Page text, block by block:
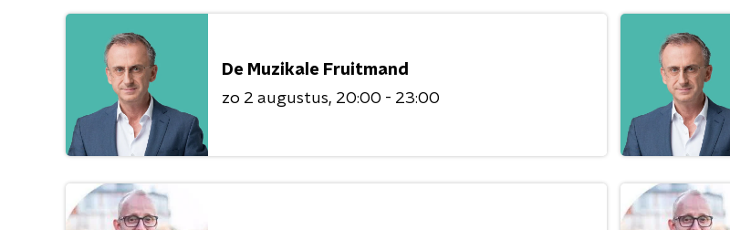
De Muzikale Fruitmand
zo 2 augustus 20:00 - 23:00